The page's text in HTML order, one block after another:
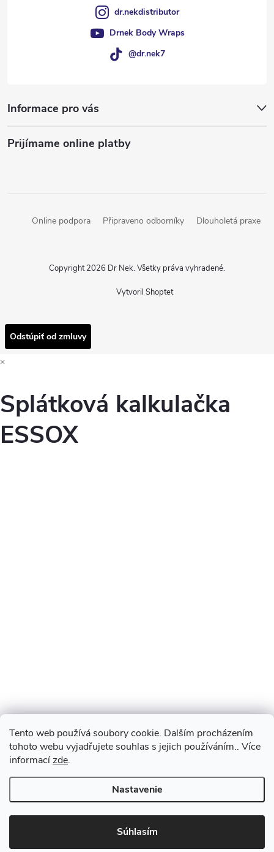
Tento web používá soubory cookie. Dalším procházením
tohoto webu vyjadřujete souhlas s jejich používáním.. Více
informacízde.
Nastavenie
Súhlasím
dr.nekdistributor
Drnek Body Wraps
@dr.nek7
Informace pro vás
Prijímame online platby
Online podpora Připraveno odborníky Dlouholetá praxe
Vytvoril Shoptet
Copyright 2026 Dr Nek. Všetky práva vyhradené.
Odstúpiť od zmluvy
×
Splátková kalkulačka
ESSOX